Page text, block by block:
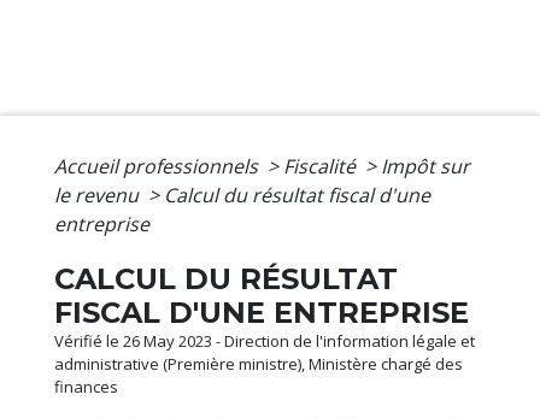
Accueil professionnels > Fiscalité > Impôt sur
le revenu > Calcul du résultat fiscal d'une
entreprise
CALCUL DU RÉSULTAT
FISCAL D'UNE ENTREPRISE
Vérifié le 26 May 2023 - Direction de l'information légale et
administrative (Première ministre), Ministère chargé des
finances